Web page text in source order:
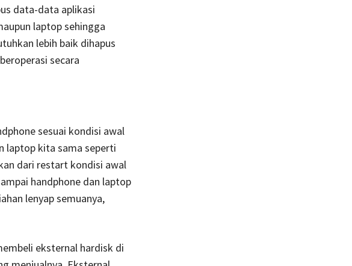
data-data aplikasi
laptop sehingga
lebih baik dihapus
secara
sesuai kondisi awal
laptop kita sama seperti
dari restart kondisi awal
handphone dan laptop
lenyap semuanya,
eksternal hardisk di